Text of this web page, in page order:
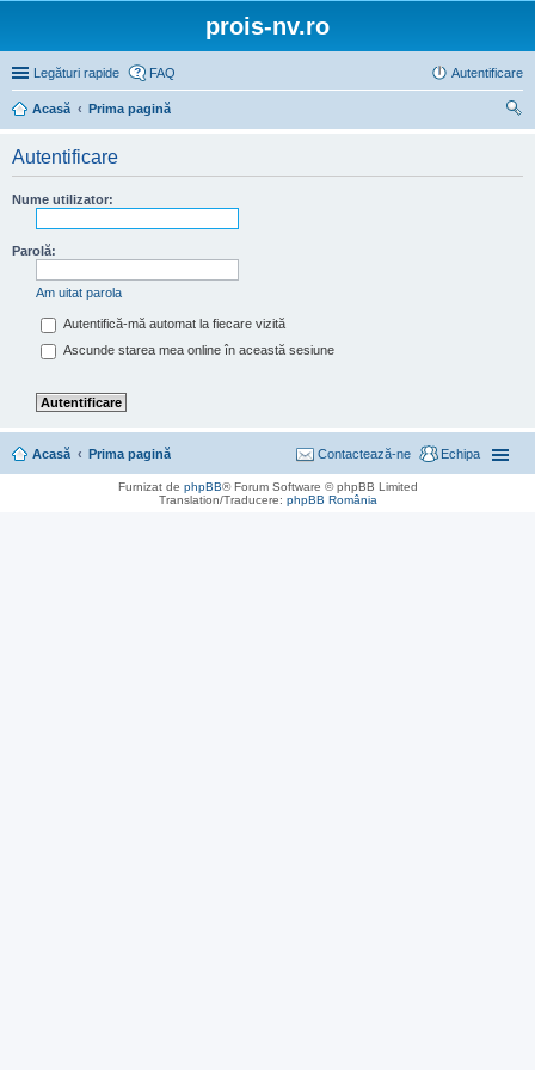
prois-nv.ro
Legături rapide FAQ Autentificare
Acasă
Prima pagină
Autentificare
Nume utilizator:
Parolă:
Am uitat parola
Autentifică-mă automat la fiecare vizită
Ascunde starea mea online în această sesiune
Acasă Prima pagină Echipa
Contactează-ne
Furnizat de phpBB® Forum Software © phpBB Limited
Translation/Traducere: phpBB România